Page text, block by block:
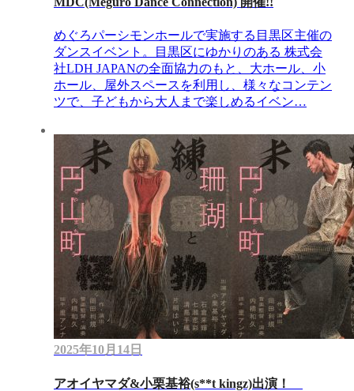
めぐろパーシモンホールで実施する目黒区主催の
ダンスイベント。目黒区にゆかりのある 株式会
社LDH JAPANの全面協力のもと、大ホール、小
ホール、屋外スペースを利用し、様々なコンテン
ツで、子どもから大人まで楽しめるイベン…
2025年10月14日
アオイヤマダ&小栗基裕(s**t kingz)出演！